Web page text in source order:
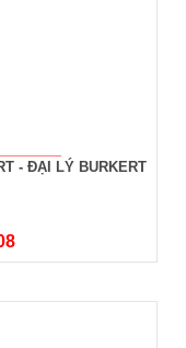
- ĐẠI LÝ BURKERT